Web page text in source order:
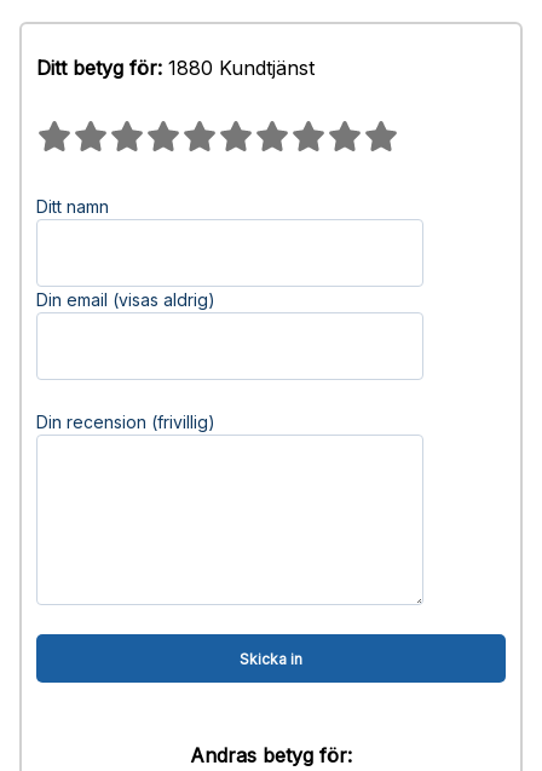
Ditt betyg för: 1880 Kundtjänst
Ditt namn
Din email (visas aldrig)
Din recension (frivillig)
Andras betyg för: